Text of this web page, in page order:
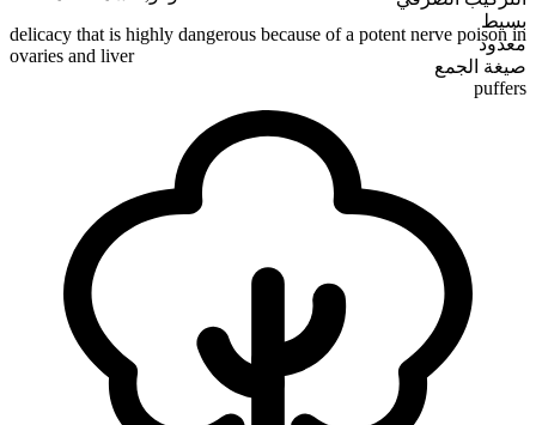
بسيط
معدود
صيغة الجمع
puffers
delicacy that is highly dangerous because of a potent nerve poison in
ovaries and liver